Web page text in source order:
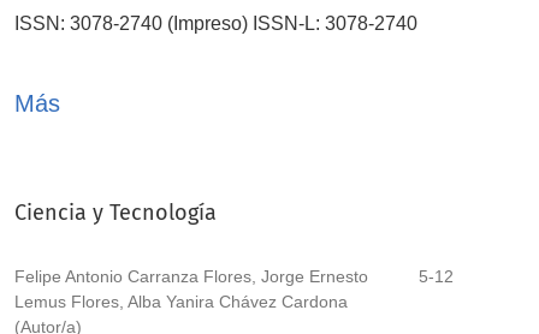
ISSN: 3078-2740 (Impreso) ISSN-L: 3078-2740
Sello editorial: Publicaciones Académicas UCA
Más
Ciencia y Tecnología
Felipe Antonio Carranza Flores, Jorge Ernesto
Lemus Flores, Alba Yanira Chávez Cardona
(Autor/a)
5-12